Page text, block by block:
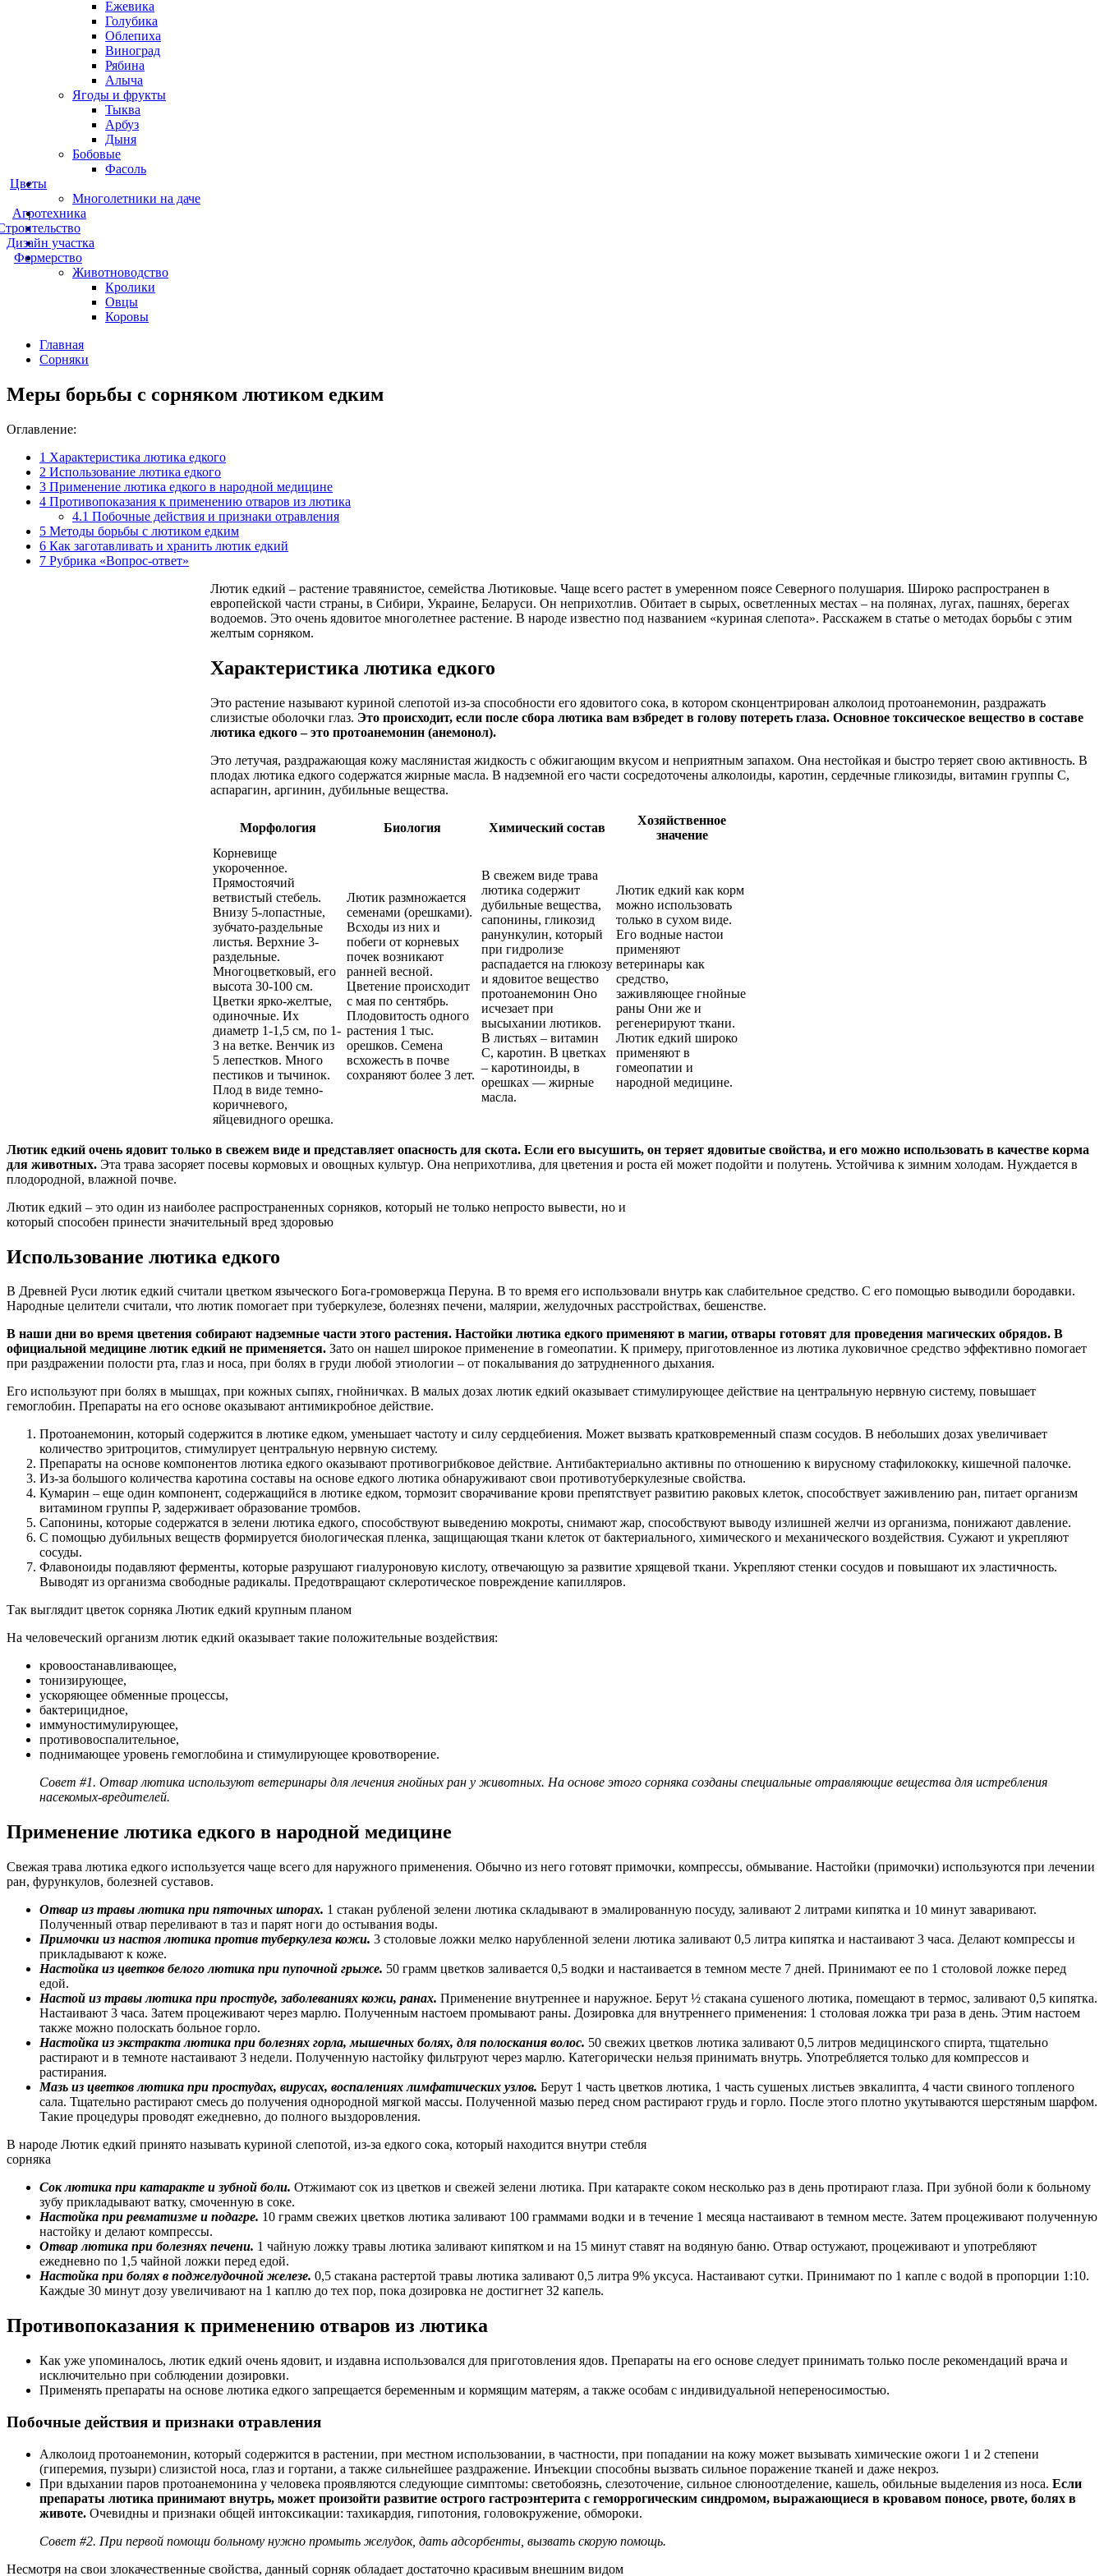
Ежевика
Голубика
Облепиха
Виноград
Рябина
Алыча
Ягоды и фрукты
Тыква
Арбуз
Дыня
Бобовые
Фасоль
Цветы
Многолетники на даче
Агротехника
Дизайн участка
Фермерство
Животноводство
Кролики
Овцы
Коровы
Главная
Сорняки
Меры борьбы с сорняком лютиком едким
Оглавление:
1 Характеристика лютика едкого
2 Использование лютика едкого
3 Применение лютика едкого в народной медицине
4 Противопоказания к применению отваров из лютика
4.1 Побочные действия и признаки отравления
5 Методы борьбы с лютиком едким
6 Как заготавливать и хранить лютик едкий
7 Рубрика «Вопрос-ответ»
Лютик едкий – растение травянистое, семейства Лютиковые. Чаще всего растет в умеренном поясе Северного полушария. Широко распространен в
европейской части страны, в Сибири, Украине, Беларуси. Он неприхотлив. Обитает в сырых, осветленных местах – на полянах, лугах, пашнях, берегах
водоемов. Это очень ядовитое многолетнее растение. В народе известно под названием «куриная слепота». Расскажем в статье о методах борьбы с этим
желтым сорняком.
Характеристика лютика едкого
Это растение называют куриной слепотой из-за способности его ядовитого сока, в котором сконцентрирован алколоид протоанемонин, раздражать
слизистые оболочки глаз. Это происходит, если после сбора лютика вам взбредет в голову потереть глаза. Основное токсическое вещество в составе
лютика едкого – это протоанемонин (анемонол).
Это летучая, раздражающая кожу маслянистая жидкость с обжигающим вкусом и неприятным запахом. Она нестойкая и быстро теряет свою активность. В
плодах лютика едкого содержатся жирные масла. В надземной его части сосредоточены алколоиды, каротин, сердечные гликозиды, витамин группы С,
аспарагин, аргинин, дубильные вещества.
Морфология Биология Химический состав
Хозяйственное
значение
Корневище
укороченное.
Прямостоячий
ветвистый стебель.
Внизу 5-лопастные,
зубчато-раздельные
листья. Верхние 3-
раздельные.
Многоцветковый, его
высота 30-100 см.
Цветки ярко-желтые,
одиночные. Их
диаметр 1-1,5 см, по 1-
3 на ветке. Венчик из
5 лепестков. Много
пестиков и тычинок.
Плод в виде темно-
коричневого,
яйцевидного орешка.
Лютик размножается
семенами (орешками).
Всходы из них и
побеги от корневых
почек возникают
ранней весной.
Цветение происходит
с мая по сентябрь.
Плодовитость одного
растения 1 тыс.
орешков. Семена
всхожесть в почве
сохраняют более 3 лет.
В свежем виде трава
лютика содержит
дубильные вещества,
сапонины, гликозид
ранункулин, который
при гидролизе
распадается на глюкозу
и ядовитое вещество
протоанемонин Оно
исчезает при
высыхании лютиков.
В листьях – витамин
С, каротин. В цветках
– каротиноиды, в
орешках — жирные
масла.
Лютик едкий как корм
можно использовать
только в сухом виде.
Его водные настои
применяют
ветеринары как
средство,
заживляющее гнойные
раны Они же и
регенерируют ткани.
Лютик едкий широко
применяют в
гомеопатии и
народной медицине.
Лютик едкий очень ядовит только в свежем виде и представляет опасность для скота. Если его высушить, он теряет ядовитые свойства, и его можно использовать в качестве корма
для животных. Эта трава засоряет посевы кормовых и овощных культур. Она неприхотлива, для цветения и роста ей может подойти и полутень. Устойчива к зимним холодам. Нуждается в
плодородной, влажной почве.
Лютик едкий – это один из наиболее распространенных сорняков, который не только непросто вывести, но и
который способен принести значительный вред здоровью
Использование лютика едкого
В Древней Руси лютик едкий считали цветком языческого Бога-громовержца Перуна. В то время его использовали внутрь как слабительное средство. С его помощью выводили бородавки.
Народные целители считали, что лютик помогает при туберкулезе, болезнях печени, малярии, желудочных расстройствах, бешенстве.
В наши дни во время цветения собирают надземные части этого растения. Настойки лютика едкого применяют в магии, отвары готовят для проведения магических обрядов. В
официальной медицине лютик едкий не применяется. Зато он нашел широкое применение в гомеопатии. К примеру, приготовленное из лютика луковичное средство эффективно помогает
при раздражении полости рта, глаз и носа, при болях в груди любой этиологии – от покалывания до затрудненного дыхания.
Его используют при болях в мышцах, при кожных сыпях, гнойничках. В малых дозах лютик едкий оказывает стимулирующее действие на центральную нервную систему, повышает
гемоглобин. Препараты на его основе оказывают антимикробное действие.
Протоанемонин, который содержится в лютике едком, уменьшает частоту и силу сердцебиения. Может вызвать кратковременный спазм сосудов. В небольших дозах увеличивает
количество эритроцитов, стимулирует центральную нервную систему.
Препараты на основе компонентов лютика едкого оказывают противогрибковое действие. Антибактериально активны по отношению к вирусному стафилококку, кишечной палочке.
Из-за большого количества каротина составы на основе едкого лютика обнаруживают свои противотуберкулезные свойства.
Кумарин – еще один компонент, содержащийся в лютике едком, тормозит сворачивание крови препятствует развитию раковых клеток, способствует заживлению ран, питает организм
витамином группы Р, задерживает образование тромбов.
Сапонины, которые содержатся в зелени лютика едкого, способствуют выведению мокроты, снимают жар, способствуют выводу излишней желчи из организма, понижают давление.
С помощью дубильных веществ формируется биологическая пленка, защищающая ткани клеток от бактериального, химического и механического воздействия. Сужают и укрепляют
сосуды.
Флавоноиды подавляют ферменты, которые разрушают гиалуроновую кислоту, отвечающую за развитие хрящевой ткани. Укрепляют стенки сосудов и повышают их эластичность.
Выводят из организма свободные радикалы. Предотвращают склеротическое повреждение капилляров.
Так выглядит цветок сорняка Лютик едкий крупным планом
На человеческий организм лютик едкий оказывает такие положительные воздействия:
кровоостанавливающее,
тонизирующее,
ускоряющее обменные процессы,
бактерицидное,
иммуностимулирующее,
противовоспалительное,
поднимающее уровень гемоглобина и стимулирующее кровотворение.
Совет #1. Отвар лютика используют ветеринары для лечения гнойных ран у животных. На основе этого сорняка созданы специальные отравляющие вещества для истребления
насекомых-вредителей.
Применение лютика едкого в народной медицине
Свежая трава лютика едкого используется чаще всего для наружного применения. Обычно из него готовят примочки, компрессы, обмывание. Настойки (примочки) используются при лечении
ран, фурункулов, болезней суставов.
Отвар из травы лютика при пяточных шпорах. 1 стакан рубленой зелени лютика складывают в эмалированную посуду, заливают 2 литрами кипятка и 10 минут заваривают.
Полученный отвар переливают в таз и парят ноги до остывания воды.
Примочки из настоя лютика против туберкулеза кожи. 3 столовые ложки мелко нарубленной зелени лютика заливают 0,5 литра кипятка и настаивают 3 часа. Делают компрессы и
прикладывают к коже.
Настойка из цветков белого лютика при пупочной грыже. 50 грамм цветков заливается 0,5 водки и настаивается в темном месте 7 дней. Принимают ее по 1 столовой ложке перед
едой.
Настой из травы лютика при простуде, заболеваниях кожи, ранах. Применение внутреннее и наружное. Берут ½ стакана сушеного лютика, помещают в термос, заливают 0,5 кипятка.
Настаивают 3 часа. Затем процеживают через марлю. Полученным настоем промывают раны. Дозировка для внутреннего применения: 1 столовая ложка три раза в день. Этим настоем
также можно полоскать больное горло.
Настойка из экстракта лютика при болезнях горла, мышечных болях, для полоскания волос. 50 свежих цветков лютика заливают 0,5 литров медицинского спирта, тщательно
растирают и в темноте настаивают 3 недели. Полученную настойку фильтруют через марлю. Категорически нельзя принимать внутрь. Употребляется только для компрессов и
растирания.
Мазь из цветков лютика при простудах, вирусах, воспалениях лимфатических узлов. Берут 1 часть цветков лютика, 1 часть сушеных листьев эвкалипта, 4 части свиного топленого
сала. Тщательно растирают смесь до получения однородной мягкой массы. Полученной мазью перед сном растирают грудь и горло. После этого плотно укутываются шерстяным шарфом.
Такие процедуры проводят ежедневно, до полного выздоровления.
В народе Лютик едкий принято называть куриной слепотой, из-за едкого сока, который находится внутри стебля
сорняка
Сок лютика при катаракте и зубной боли. Отжимают сок из цветков и свежей зелени лютика. При катаракте соком несколько раз в день протирают глаза. При зубной боли к больному
зубу прикладывают ватку, смоченную в соке.
Настойка при ревматизме и подагре. 10 грамм свежих цветков лютика заливают 100 граммами водки и в течение 1 месяца настаивают в темном месте. Затем процеживают полученную
настойку и делают компрессы.
Отвар лютика при болезнях печени. 1 чайную ложку травы лютика заливают кипятком и на 15 минут ставят на водяную баню. Отвар остужают, процеживают и употребляют
ежедневно по 1,5 чайной ложки перед едой.
Настойка при болях в поджелудочной железе. 0,5 стакана растертой травы лютика заливают 0,5 литра 9% уксуса. Настаивают сутки. Принимают по 1 капле с водой в пропорции 1:10.
Каждые 30 минут дозу увеличивают на 1 каплю до тех пор, пока дозировка не достигнет 32 капель.
Противопоказания к применению отваров из лютика
Как уже упоминалось, лютик едкий очень ядовит, и издавна использовался для приготовления ядов. Препараты на его основе следует принимать только после рекомендаций врача и
исключительно при соблюдении дозировки.
Применять препараты на основе лютика едкого запрещается беременным и кормящим матерям, а также особам с индивидуальной непереносимостью.
Побочные действия и признаки отравления
Алколоид протоанемонин, который содержится в растении, при местном использовании, в частности, при попадании на кожу может вызывать химические ожоги 1 и 2 степени
(гиперемия, пузыри) слизистой носа, глаз и гортани, а также сильнейшее раздражение. Инъекции способны вызвать сильное поражение тканей и даже некроз.
При вдыхании паров протоанемонина у человека проявляются следующие симптомы: светобоязнь, слезоточение, сильное слюноотделение, кашель, обильные выделения из носа. Если
препараты лютика принимают внутрь, может произойти развитие острого гастроэнтерита с геморрогическим синдромом, выражающиеся в кровавом поносе, рвоте, болях в
животе. Очевидны и признаки общей интоксикации: тахикардия, гипотония, головокружение, обмороки.
Совет #2. При первой помощи больному нужно промыть желудок, дать адсорбенты, вызвать скорую помощь.
Несмотря на свои злокачественные свойства, данный сорняк обладает достаточно красивым внешним видом